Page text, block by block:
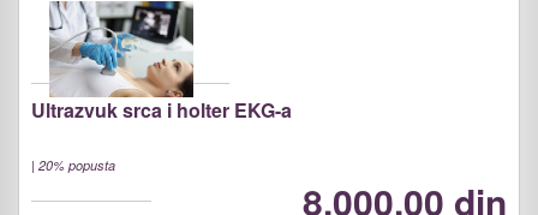
Ultrazvuk srca i holter EKG-a
| 20% popusta
8.000,00 din